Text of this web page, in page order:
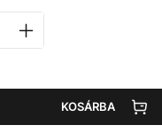
KOSÁRBA